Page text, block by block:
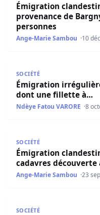
Émigration
provenance de
personnes
Ange-Marie Sambou 10
SOCIÉTÉ
Émigration
dont une fillette à…
Ndèye Fatou VARORE 8
SOCIÉTÉ
Émigration
cadavres découverte
Ange-Marie Sambou 23
SOCIÉTÉ